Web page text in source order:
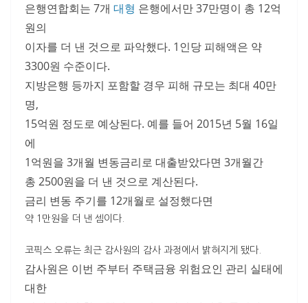
은행연합회는 7개 대형 은행에서만 37만명이 총 12억
원의
이자를 더 낸 것으로 파악했다. 1인당 피해액은 약
3300원 수준이다.
지방은행 등까지 포함할 경우 피해 규모는 최대 40만
명,
15억원 정도로 예상된다. 예를 들어 2015년 5월 16일
에
1억원을 3개월 변동금리로 대출받았다면 3개월간
총 2500원을 더 낸 것으로 계산된다.
금리 변동 주기를 12개월로 설정했다면
약 1만원을 더 낸 셈이다.
코픽스 오류는 최근 감사원의 감사 과정에서 밝혀지게 됐다.
감사원은 이번 주부터 주택금융 위험요인 관리 실태에
대한